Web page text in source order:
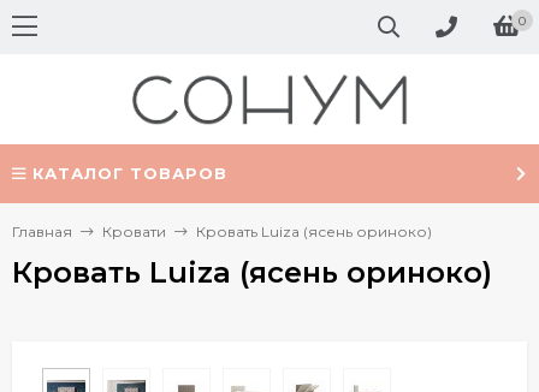
0
КАТАЛОГ ТОВАРОВ
Главная Кровати Кровать Luiza (ясень ориноко)
Кровать Luiza (ясень ориноко)